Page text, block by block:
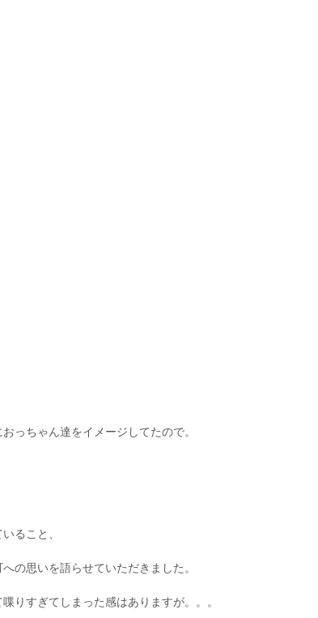
っちゃん達をイメージしてたので。
ること、
の思いを語らせていただきました。
りすぎてしまった感はありますが。。。